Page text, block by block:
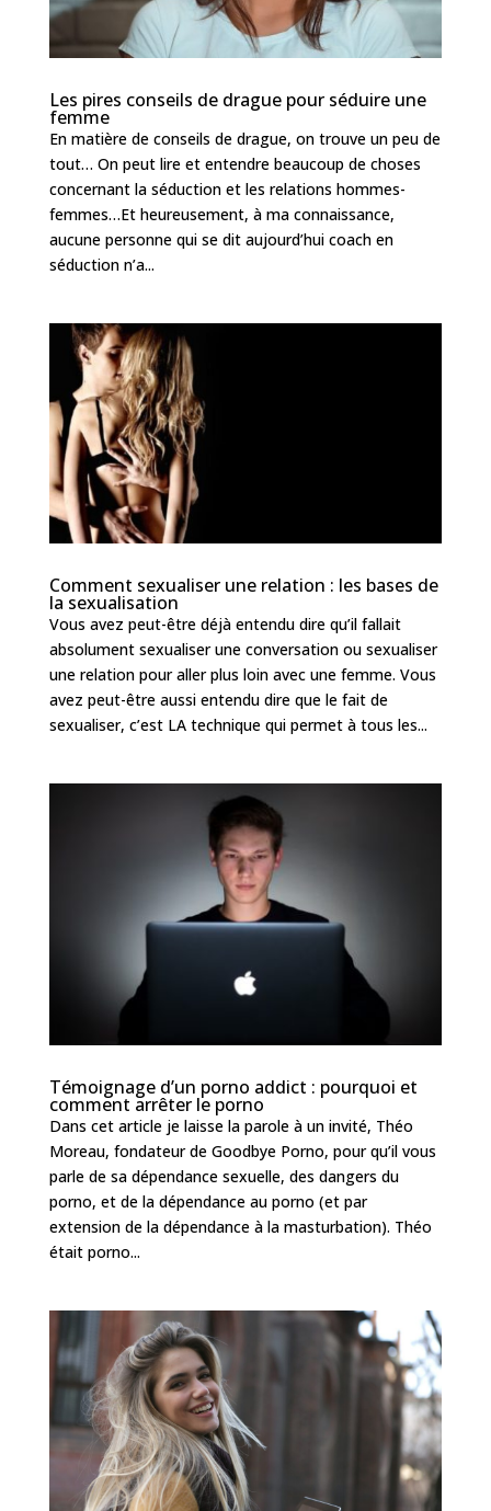
Les pires conseils de drague pour séduire une
femme
En matière de conseils de drague, on trouve un peu de
tout… On peut lire et entendre beaucoup de choses
concernant la séduction et les relations hommes-
femmes…Et heureusement, à ma connaissance,
aucune personne qui se dit aujourd’hui coach en
séduction n’a...
Comment sexualiser une relation : les bases de
la sexualisation
Vous avez peut-être déjà entendu dire qu’il fallait
absolument sexualiser une conversation ou sexualiser
une relation pour aller plus loin avec une femme. Vous
avez peut-être aussi entendu dire que le fait de
sexualiser, c’est LA technique qui permet à tous les...
Témoignage d’un porno addict : pourquoi et
comment arrêter le porno
Dans cet article je laisse la parole à un invité, Théo
Moreau, fondateur de Goodbye Porno, pour qu’il vous
parle de sa dépendance sexuelle, des dangers du
porno, et de la dépendance au porno (et par
extension de la dépendance à la masturbation). Théo
était porno...